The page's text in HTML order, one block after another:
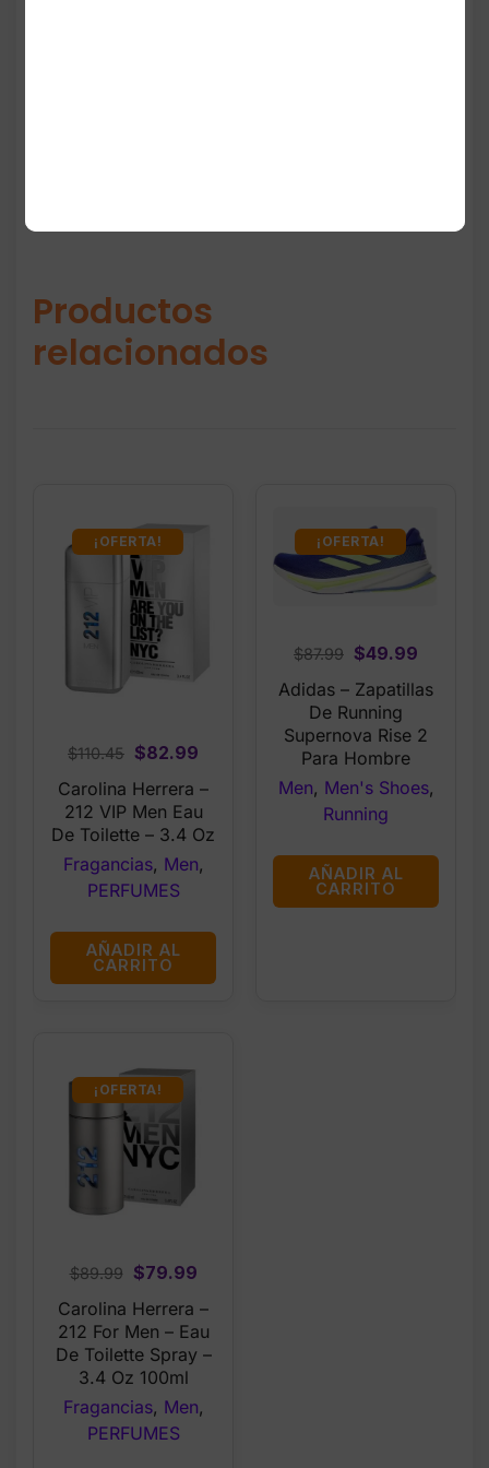
Productos
relacionados
¡OFERTA!
$110.45 Original
price
was:
$110.45.
$82.99
is:
$82.99.
Carolina Herrera –
212 VIP Men Eau
De Toilette – 3.4 Oz
Fragancias, Men,
PERFUMES
AÑADIR AL
CARRITO
¡OFERTA!
$87.99 Original
price
was:
$87.99.
$49.99
$49.99.
Adidas – Zapatillas
De Running
Supernova Rise 2
Para Hombre
Men, Men's Shoes,
Running
AÑADIR AL
CARRITO
¡OFERTA!
$89.99
Original
price
was:
$89.99.
$79.99Current
is:
$79.99.
Carolina Herrera –
212 For Men – Eau
De Toilette Spray –
3.4 Oz 100ml
Fragancias, Men,
PERFUMES